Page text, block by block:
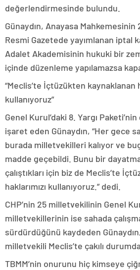
değerlendirmesinde bulundu.
Günaydın, Anayasa
Resmi Gazetede yayımlanan iptal
Adalet Akademisinin hukuki bir
içinde düzenleme yapılamazsa
“Meclis’te İçtüzükten kaynaklanan
kullanıyoruz”
Genel Kurul’daki 8. Yargı
işaret eden Günaydın, “Her gece
burada milletvekilleri kalıyor ve
madde geçebildi. Bunu bir
çalıştıkları için biz de Meclis’te
haklarımızı kullanıyoruz.” dedi.
CHP’nin 25 milletvekilinin Genel
milletvekillerinin ise sahada
sürdürdüğünü kaydeden
milletvekili Meclis’te çakılı
TBMM’nin onurunu hiç kimseye